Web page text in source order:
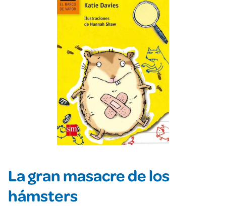
La gran masacre de los
hámsters